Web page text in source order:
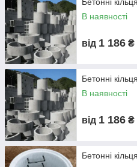
В наявності
від 1 186 ₴
Бетонні
В наявності
від 1 186 ₴
Бетонні